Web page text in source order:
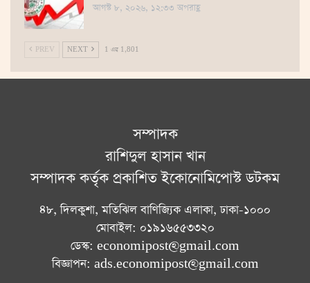
আগস্ট ৮, ২০২৬, ১২:৩৩ অপরাহ্ণ
PREV NEXT 1 এর 1,801
সম্পাদক
রাশিদুল হাসান খান
সম্পাদক কর্তৃক প্রকাশিত ইকোনোমিপোস্ট ডটকম
৪৮, দিলকুশা, মতিঝিল বাণিজ্যিক এলাকা, ঢাকা-১০০০
মোবাইল: ০১৯১৬৫৫৩৩২০
ডেস্ক: economipost@gmail.com
বিজ্ঞাপন: ads.economipost@gmail.com